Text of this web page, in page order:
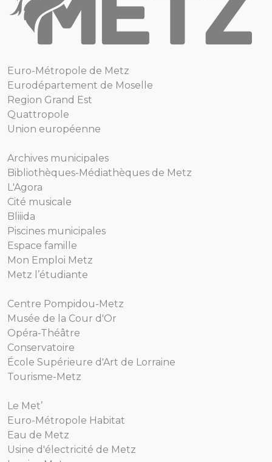
Euro-Métropole de Metz
Eurodépartement de Moselle
Region Grand Est
Quattropole
Union européenne
Archives municipales
Bibliothèques-Médiathèques de Metz
L'Agora
Cité musicale
Bliiida
Piscines municipales
Espace famille
Mon Emploi Metz
Metz l’étudiante
Centre Pompidou-Metz
Musée de la Cour d'Or
Opéra-Théâtre
Conservatoire
École Supérieure d'Art de Lorraine
Tourisme-Metz
Le Met’
Euro-Métropole Habitat
Eau de Metz
Usine d'électricité de Metz